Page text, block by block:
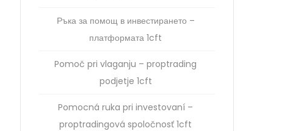
Ръка за помощ в инвестирането –
платформата 1cft
Pomoč pri vlaganju – proptrading
podjetje 1cft
Pomocná ruka pri investovaní –
proptradingová spoločnosť 1cft